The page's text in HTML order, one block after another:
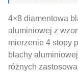
4×8 diamentowa
aluminiowej z
mierzenie 4 stopy
blachy
różnych